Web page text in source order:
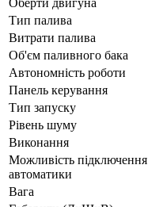
Тип палива
Витрати палива
Об'єм паливного бака
Автономність роботи
Панель керування
Тип запуску
Рівень шуму
Виконання
Можливість підключення
автоматики
Вага